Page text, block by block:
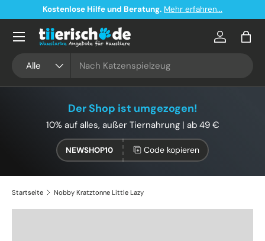
Direkt zum Inhalt
Kostenlose Hilfe und Beratung. Mehr erfahren...
Alle
Konto
Der Shop ist umgezogen!
10% auf alles, außer Tiernahrung | ab 49 €
NEWSHOP10 Code kopieren
Startseite Nobby Kratztonne Little Lazy